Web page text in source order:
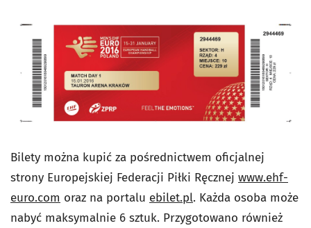
Bilety można kupić za pośrednictwem oficjalnej
strony Europejskiej Federacji Piłki Ręcznej www.ehf-
euro.com oraz na portalu ebilet.pl. Każda osoba może
nabyć maksymalnie 6 sztuk. Przygotowano również